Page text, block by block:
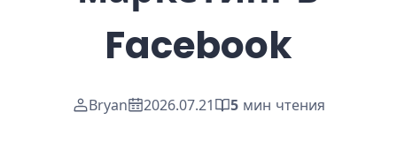
Facebook
Bryan 2026.07.21 5 мин чтения